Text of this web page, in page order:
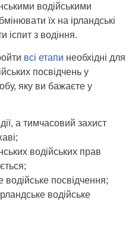
водійськими
їх на ірландські
іспит з водіння.
всі етапи необхідні для
посвідчень у
яку ви бажаєте у
а тимчасовий захист
водійських прав
водійське посвідчення;
водійське